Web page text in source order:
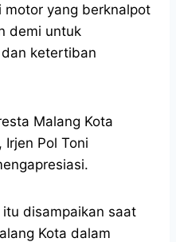
motor yang berknalpot
demi untuk
ketertiban
Malang Kota
Pol Toni
disampaikan saat
Kota dalam